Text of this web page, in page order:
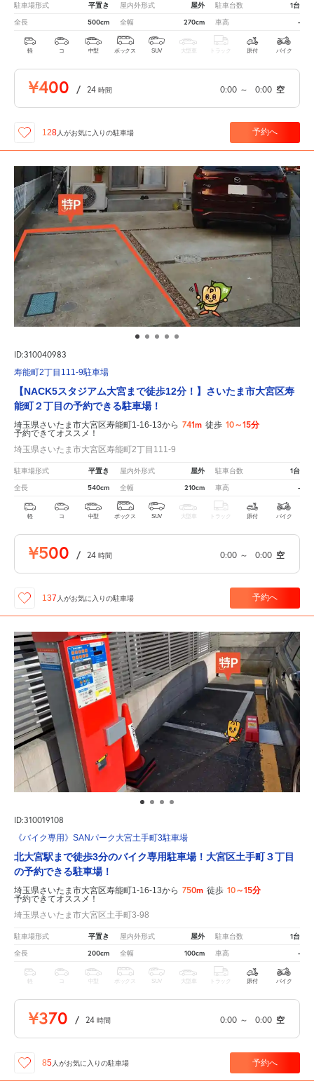
駐車場形式 平置き 屋内外形式 屋外 駐車台数 1台
全長 500cm 全幅 270cm 車高 -
軽 コ 中型 ボックス SUV 大型車 トラック 原付 バイク
¥400 / 24 時間 0:00 ～ 0:00 空
128 人がお気に入りの駐車場 予約へ
ID:310040983
寿能町2丁目111-9駐車場
【NACK5スタジアム大宮まで徒歩12分！】さいたま市大宮区寿
能町２丁目の予約できる駐車場！
埼玉県さいたま市大宮区寿能町1-16-13から 741m 徒歩 10～15分
予約できてオススメ！
埼玉県さいたま市大宮区寿能町2丁目111-9
駐車場形式 平置き 屋内外形式 屋外 駐車台数 1台
全長 540cm 全幅 210cm 車高 -
軽 コ 中型 ボックス SUV 大型車 トラック 原付 バイク
¥500 / 24 時間 0:00 ～ 0:00 空
137 人がお気に入りの駐車場 予約へ
ID:310019108
《バイク専用》SANパーク大宮土手町3駐車場
北大宮駅まで徒歩3分のバイク専用駐車場！大宮区土手町３丁目
の予約できる駐車場！
埼玉県さいたま市大宮区寿能町1-16-13から 750m 徒歩 10～15分
予約できてオススメ！
埼玉県さいたま市大宮区土手町3-98
駐車場形式 平置き 屋内外形式 屋外 駐車台数 1台
全長 200cm 全幅 100cm 車高 -
軽 中型 ボックス SUV 大型車 トラック 原付 バイク
¥370 / 24 時間 0:00 ～ 0:00 空
85 人がお気に入りの駐車場 予約へ